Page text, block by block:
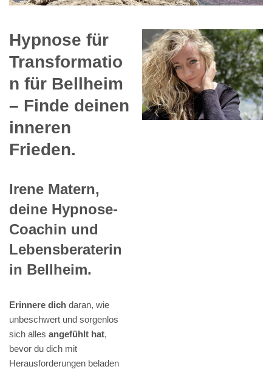
Hypnose für
Transformatio
n für Bellheim
– Finde deinen
inneren
Frieden.
Irene Matern,
deine Hypnose-
Coachin und
Lebensberaterin
in Bellheim.
Erinnere dich daran, wie
unbeschwert und sorgenlos
sich alles angefühlt hat,
bevor du dich mit
Herausforderungen beladen